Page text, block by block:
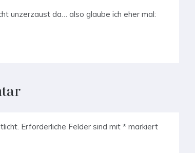
unzerzaust da… also glaube ich eher mal:
Erforderliche Felder sind mit * markiert